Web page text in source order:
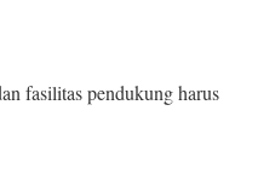
fasilitas pendukung harus